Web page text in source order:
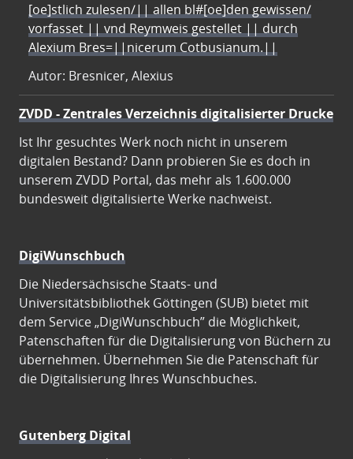
[oe]stlich zulesen/|| allen bl#[oe]den gewissen/
vorfasset || vnd Reymweis gestellet || durch
Alexium Bres=||nicerum Cotbusianum.||
Autor: Bresnicer, Alexius
ZVDD - Zentrales Verzeichnis digitalisierter Drucke
Ist Ihr gesuchtes Werk noch nicht in unserem
digitalen Bestand? Dann probieren Sie es doch in
unserem ZVDD Portal, das mehr als 1.600.000
bundesweit digitalisierte Werke nachweist.
DigiWunschbuch
Die Niedersächsische Staats- und
Universitätsbibliothek Göttingen (SUB) bietet mit
dem Service „DigiWunschbuch” die Möglichkeit,
Patenschaften für die Digitalisierung von Büchern zu
übernehmen. Übernehmen Sie die Patenschaft für
die Digitalisierung Ihres Wunschbuches.
Gutenberg Digital